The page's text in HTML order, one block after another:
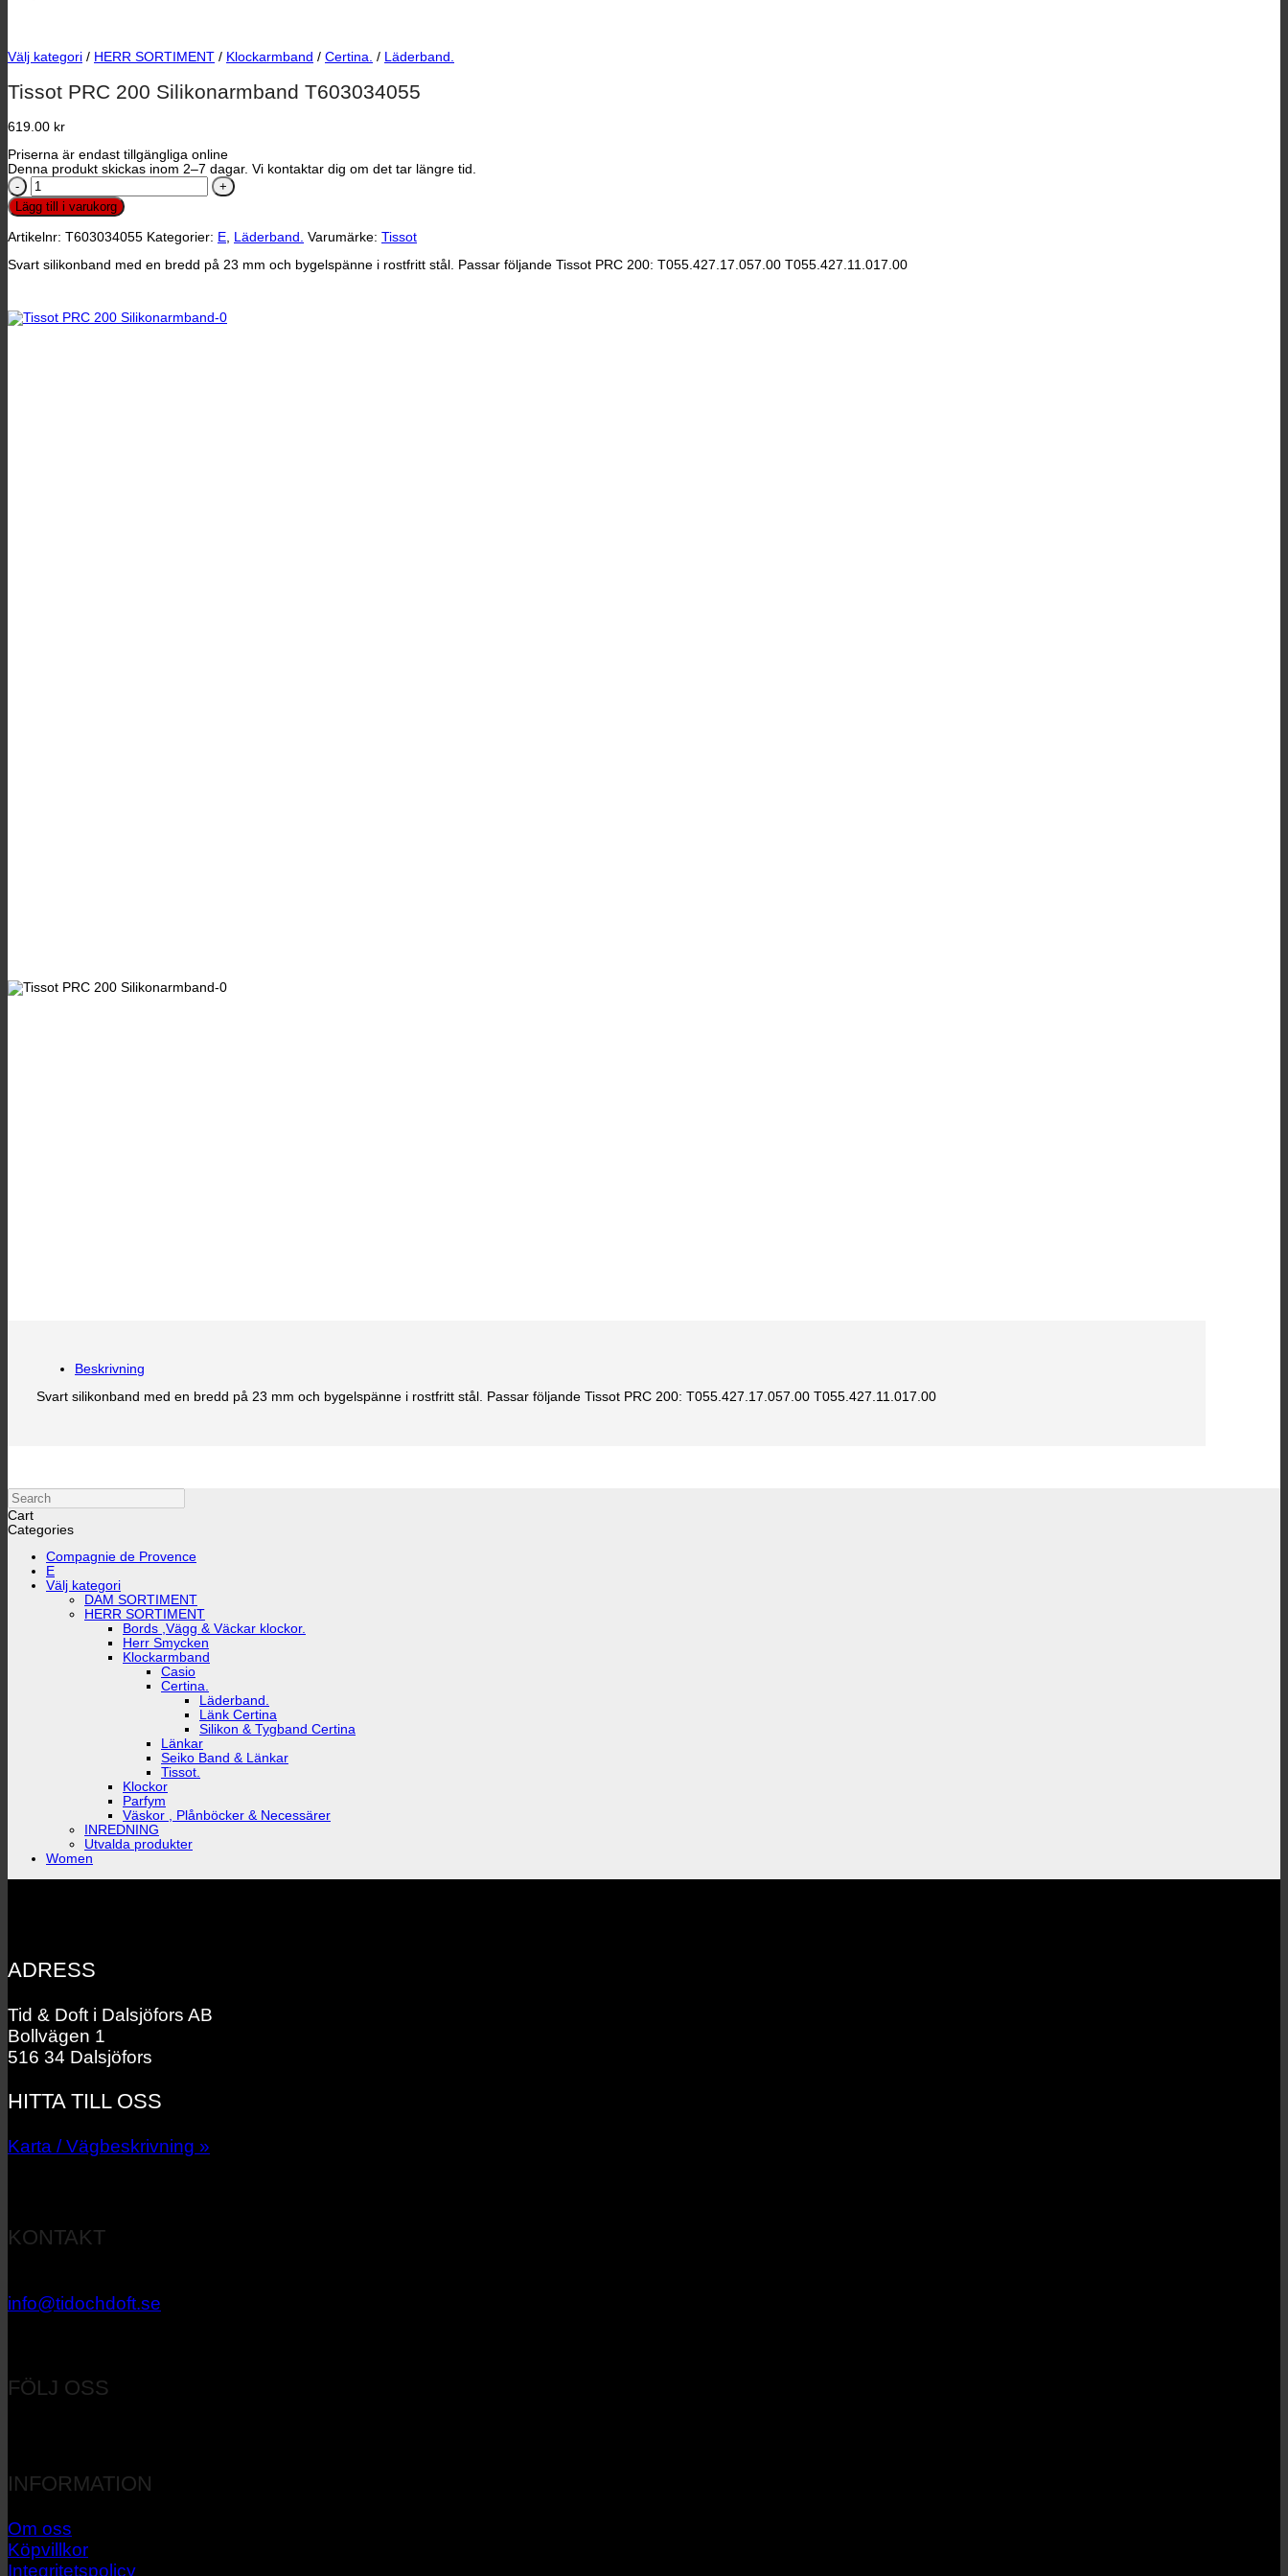
Välj kategori / HERR SORTIMENT / Klockarmband / Certina. / Läderband.
Tissot PRC 200 Silikonarmband T603034055
619.00 kr
Priserna är endast tillgängliga online
Denna produkt skickas inom 2–7 dagar. Vi kontaktar dig om det tar längre tid.
Tissot
PRC
200
T603034055
Lägg till i varukorg
Artikelnr: T603034055 Kategorier: E Läderband. Varumärke: Tissot
Svart silikonband med en bredd på 23 mm och bygelspänne i rostfritt stål. Passar följande Tissot PRC 200: T055.427.17.057.00 T055.427.11.017.00
Beskrivning
Svart silikonband med en bredd på 23 mm och bygelspänne i rostfritt stål. Passar följande Tissot PRC 200: T055.427.17.057.00 T055.427.11.017.00
Search
Cart
Categories
Compagnie de Provence
E
Välj kategori
DAM SORTIMENT
HERR SORTIMENT
Bords ,Vägg & Väckar klockor.
Herr Smycken
Klockarmband
Casio
Certina.
Läderband.
Länk Certina
Silikon & Tygband Certina
Länkar
Seiko Band & Länkar
Tissot.
Klockor
Parfym
Väskor , Plånböcker & Necessärer
INREDNING
Utvalda produkter
Women
ADRESS
Tid & Doft i Dalsjöfors AB
Bollvägen 1
516 34 Dalsjöfors
HITTA TILL OSS
Karta / Vägbeskrivning »
KONTAKT
info@tidochdoft.se
FÖLJ OSS
INFORMATION
Om oss
Köpvillkor
Integritetspolicy